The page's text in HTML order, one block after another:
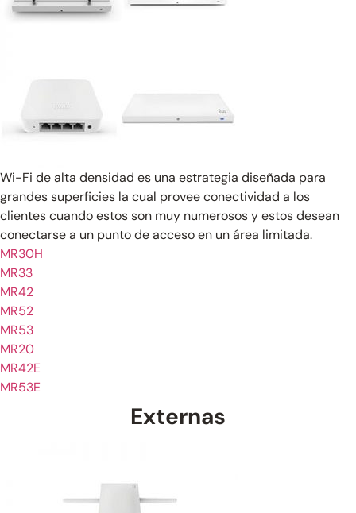
Wi-Fi de alta densidad es una estrategia diseñada para
grandes superficies la cual provee conectividad a los
clientes cuando estos son muy numerosos y estos desean
conectarse a un punto de acceso en un área limitada.
MR30H
MR33
MR42
MR52
MR53
MR20
MR42E
MR53E
Externas